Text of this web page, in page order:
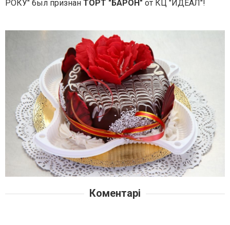
РОКУ" был признан ТОРТ "БАРОН" от КЦ "ИДЕАЛ"!
Коментарі